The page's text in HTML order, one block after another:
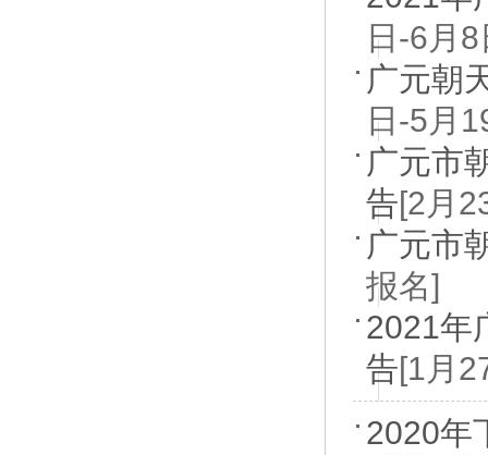
日-6月
广元朝
日-5月
广元市
告[2月
广元市
报名]
2021年
告[1月
2020年